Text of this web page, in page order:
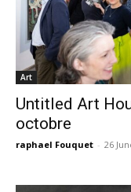
Art
Untitled Art
octobre
raphael Fouquet - 26